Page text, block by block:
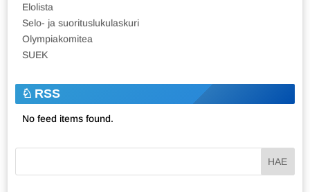
Elolista
Selo- ja suorituslukulaskuri
Olympiakomitea
SUEK
RSS
No feed items found.